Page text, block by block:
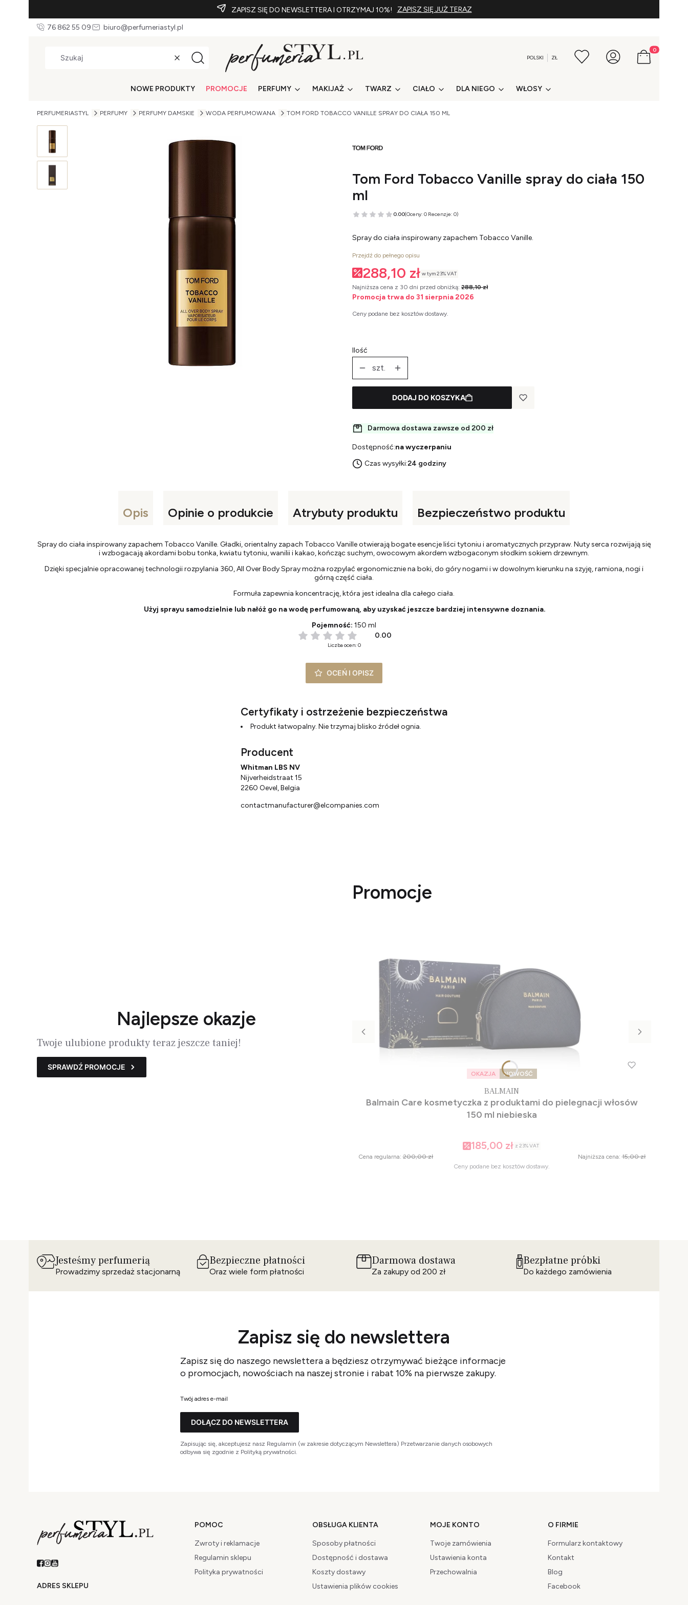
ZAPISZ SIĘ DO NEWSLETTERA I OTRZYMAJ 10%! ZAPISZ SIĘ JUŻ TERAZ
76 862 55 09 biuro@perfumeriastyl.pl
WyczyśćSzukaj POLSKI ZŁ Produkty w
NOWE PRODUKTY PROMOCJE PERFUMY MAKIJAŻ TWARZ CIAŁO DLA NIEGO WŁOSY
PERFUMERIASTYL PERFUMY PERFUMY DAMSKIE WODA PERFUMOWANA TOM FORD TOBACCO VANILLE SPRAY DO CIAŁA 150 ML
Tom Ford Tobacco Vanille spray do ciała 150
ml
0.00(Oceny: 0 Recenzje: 0)
Spray do ciała inspirowany zapachem Tobacco Vanille.
Przejdź do pełnego opisu
288,10 zł w tym 23% VAT
w tym23%VAT
Najniższa cena z 30 dni przed obniżką: 288,10 zł
Promocja trwa do 31 sierpnia 2026
Ceny podane bez kosztów dostawy.
Ilość
szt.
DODAJ DO KOSZYKA
Darmowa dostawa zawsze od 200 zł
Dostępność:na wyczerpaniu
Czas wysyłki:24 godziny
Opis Opinie o produkcie Atrybuty produktu Bezpieczeństwo produktu
Spray do ciała inspirowany zapachem Tobacco Vanille. Gładki, orientalny zapach Tobacco Vanille otwierają bogate esencje liści tytoniu i aromatycznych przypraw. Nuty serca rozwijają się
i wzbogacają akordami bobu tonka, kwiatu tytoniu, wanilii i kakao, kończąc suchym, owocowym akordem wzbogaconym słodkim sokiem drzewnym.
Dzięki specjalnie opracowanej technologii rozpylania 360, All Over Body Spray można rozpylać ergonomicznie na boki, do góry nogami i w dowolnym kierunku na szyję, ramiona, nogi i
górną część ciała.
Formuła zapewnia koncentrację, która jest idealna dla całego ciała.
Użyj sprayu samodzielnie lub nałóż go na wodę perfumowaną, aby uzyskać jeszcze bardziej intensywne doznania.
Pojemność: 150 ml
0.00
Liczba ocen: 0
OCEŃ I OPISZ
Certyfikaty i ostrzeżenie bezpieczeństwa
Produkt łatwopalny. Nie trzymaj blisko źródeł ognia.
Producent
Whitman LBS NV
Nijverheidstraat 15
2260 Oevel, Belgia
contactmanufacturer@elcompanies.com
Najlepsze okazje
Twoje ulubione produkty teraz jeszcze taniej!
SPRAWDŹ PROMOCJE
Promocje
OKAZJA NOWOŚĆ
BALMAIN
Balmain Care kosmetyczka z produktami do pielegnacji włosów
150 ml niebieska
185,00 zł z 23%VAT
Cena regularna: 200,00 zł Najniższa cena: 15,00 zł
Ceny podane bez kosztów dostawy.
Jesteśmy perfumerią
Prowadzimy sprzedaż stacjonarną
Bezpieczne płatności
Oraz wiele form płatności
Darmowa dostawa
Za zakupy od 200 zł
Bezpłatne próbki
Do każdego zamówienia
Zapisz się do newslettera
Zapisz się do naszego newslettera a będziesz otrzymywać bieżące informacje
o promocjach, nowościach na naszej stronie i rabat 10% na pierwsze zakupy.
Twój adres e-mail
DOŁĄCZ DO NEWSLETTERA
Zapisując się, akceptujesz nasz Regulamin (w zakresie dotyczącym Newslettera) Przetwarzanie danych osobowych
odbywa się zgodnie z Polityką prywatności.
ADRES SKLEPU
Linki w stopce
POMOC
Zwroty i reklamacje
Regulamin sklepu
Polityka prywatności
OBSŁUGA KLIENTA
Sposoby płatności
Dostępność i dostawa
Koszty dostawy
Ustawienia plików cookies
MOJE KONTO
Twoje zamówienia
Ustawienia konta
Przechowalnia
O FIRMIE
Formularz kontaktowy
Kontakt
Blog
Facebook